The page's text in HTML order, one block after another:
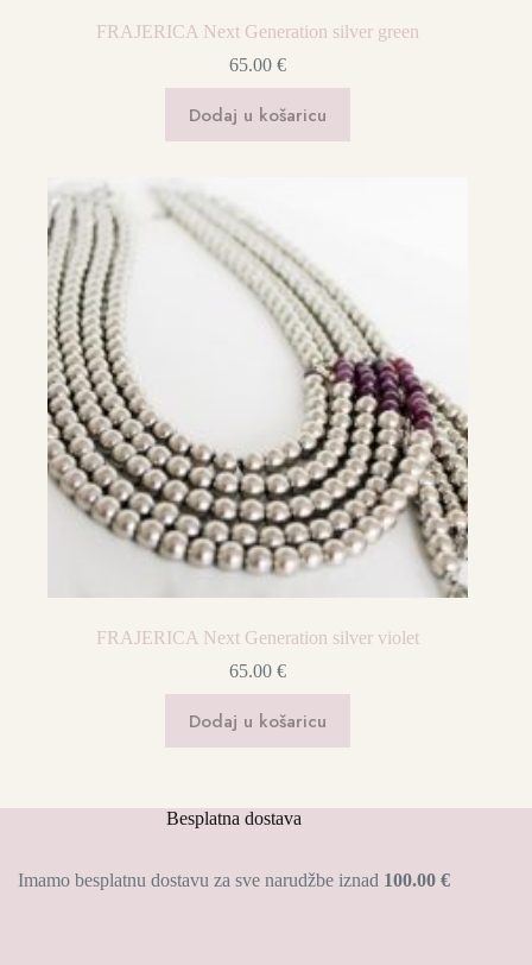
FRAJERICA Next Generation silver green
65.00€
Dodaj u košaricu
FRAJERICA Next Generation silver violet
65.00€
Dodaj u košaricu
Besplatna dostava
Imamo besplatnu dostavu za sve narudžbe iznad 100.00 €